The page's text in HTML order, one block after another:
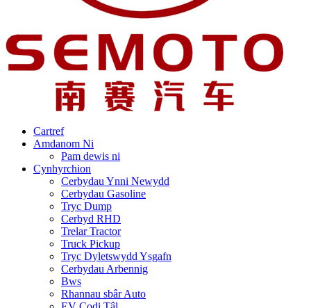
Cartref
Amdanom Ni
Pam dewis ni
Cynhyrchion
Cerbydau Ynni Newydd
Cerbydau Gasoline
Tryc Dump
Cerbyd RHD
Trelar Tractor
Truck Pickup
Tryc Dyletswydd Ysgafn
Cerbydau Arbennig
Bws
Rhannau sbâr Auto